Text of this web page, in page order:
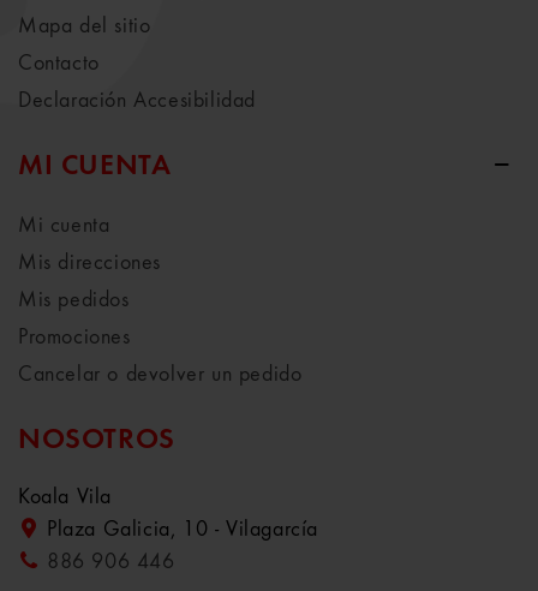
Mapa del sitio
Contacto
Declaración Accesibilidad
MI CUENTA
Mi cuenta
Mis direcciones
Mis pedidos
Promociones
Cancelar o devolver un pedido
NOSOTROS
Koala Vila
Plaza Galicia, 10 - Vilagarcía
886 906 446